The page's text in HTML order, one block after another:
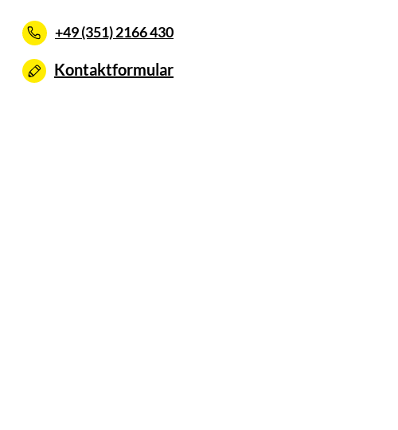
+49 (351) 2166 430
Kontaktformular